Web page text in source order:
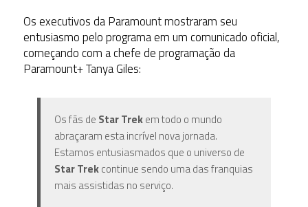
Os executivos da Paramount mostraram seu
entusiasmo pelo programa em um comunicado oficial,
começando com a chefe de programação da
Paramount+ Tanya Giles:
Os fãs de Star Trekem todo o mundo
abraçaram esta incrível nova jornada.
Estamos entusiasmados que o universo de
Star Trekcontinue sendo uma das franquias
mais assistidas no serviço.